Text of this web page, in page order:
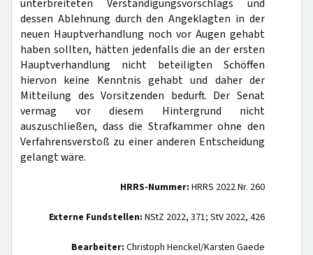
unterbreiteten Verständigungsvorschlags und
dessen Ablehnung durch den Angeklagten in der
neuen Hauptverhandlung noch vor Augen gehabt
haben sollten, hätten jedenfalls die an der ersten
Hauptverhandlung nicht beteiligten Schöffen
hiervon keine Kenntnis gehabt und daher der
Mitteilung des Vorsitzenden bedurft. Der Senat
vermag vor diesem Hintergrund nicht
auszuschließen, dass die Strafkammer ohne den
Verfahrensverstoß zu einer anderen Entscheidung
gelangt wäre.
HRRS-Nummer: HRRS 2022 Nr. 260
Externe Fundstellen: NStZ 2022, 371; StV 2022, 426
Bearbeiter: Christoph Henckel/Karsten Gaede